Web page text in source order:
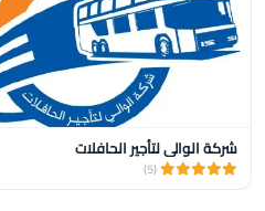
شركة الوالي لتأجير الحافلات
(5)